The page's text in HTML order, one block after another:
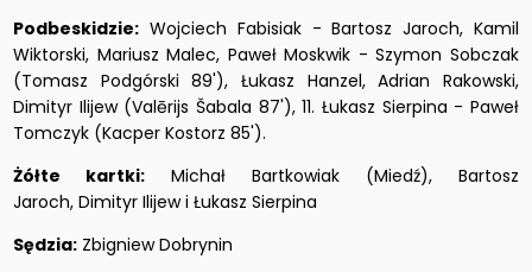
Podbeskidzie: Wojciech Fabisiak - Bartosz Jaroch, Kamil
Wiktorski, Mariusz Malec, Paweł Moskwik - Szymon Sobczak
(Tomasz Podgórski 89'), Łukasz Hanzel, Adrian Rakowski,
Dimityr Ilijew (Valērijs Šabala 87'), 11. Łukasz Sierpina - Paweł
Tomczyk (Kacper Kostorz 85').
Żółte kartki: Michał Bartkowiak (Miedź), Bartosz
Jaroch, Dimityr Ilijew i Łukasz Sierpina
Sędzia: Zbigniew Dobrynin